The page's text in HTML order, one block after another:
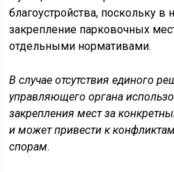
благоустройства, поскольку в
закрепление парковочных
отдельными нормативами.
В случае отсутствия единого
управляющего органа
закрепления мест за
и может привести к
спорам.